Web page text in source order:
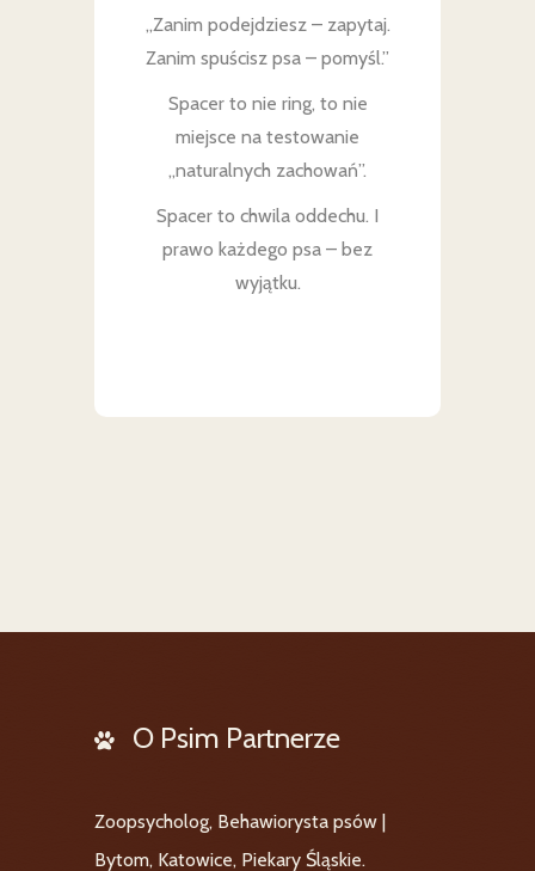
„Zanim podejdziesz – zapytaj.
Zanim spuścisz psa – pomyśl.”
Spacer to nie ring, to nie
miejsce na testowanie
„naturalnych zachowań”.
Spacer to chwila oddechu. I
prawo każdego psa – bez
wyjątku.
O Psim Partnerze
Zoopsycholog, Behawiorysta psów |
Bytom, Katowice, Piekary Śląskie.